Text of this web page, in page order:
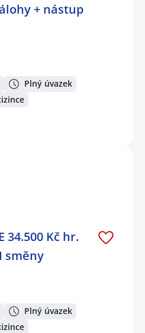
+ nástup
Plný úvazek
34.500 Kč hr.
směny
Plný úvazek